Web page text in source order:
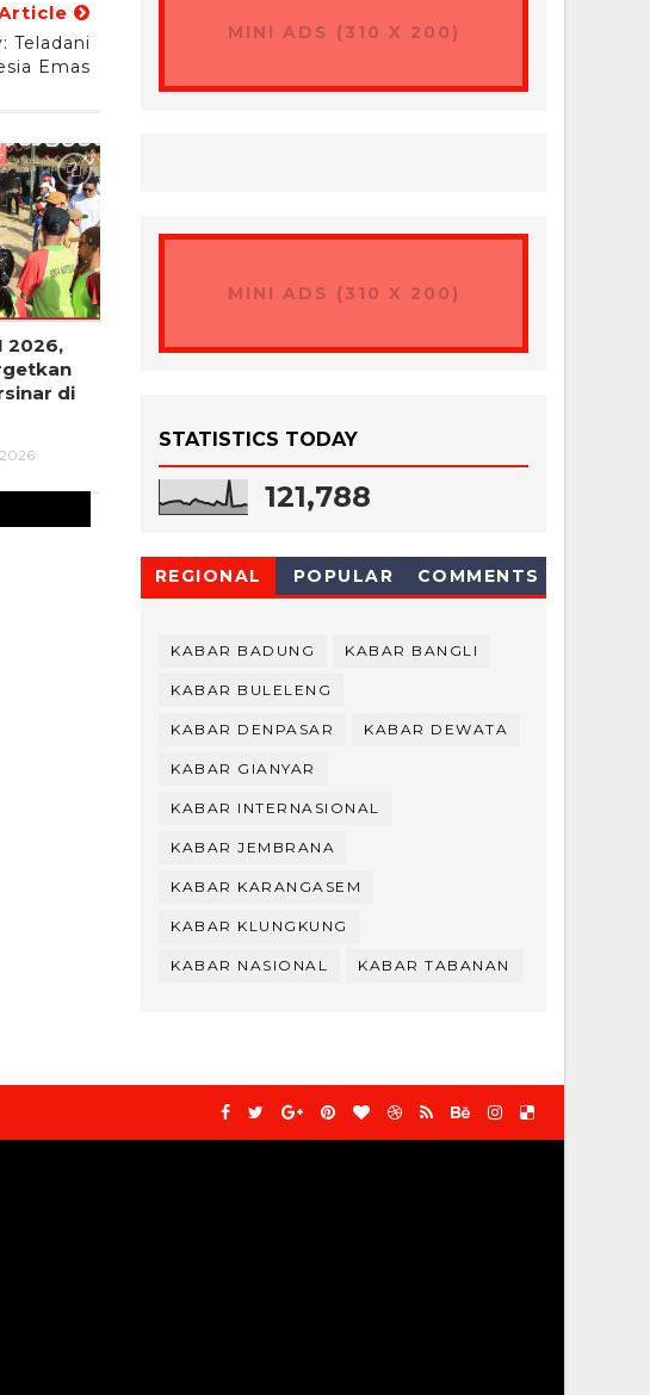
Teladani
Emas
2026,
di
MINI ADS (310 X 200)
MINI ADS (310 X 200)
STATISTICS TODAY
121,788
REGIONAL POPULAR COMMENTS
KABAR BADUNG KABAR BANGLI
KABAR BULELENG
KABAR DENPASAR KABAR DEWATA
KABAR GIANYAR
KABAR INTERNASIONAL
KABAR JEMBRANA
KABAR KARANGASEM
KABAR KLUNGKUNG
KABAR NASIONAL KABAR TABANAN